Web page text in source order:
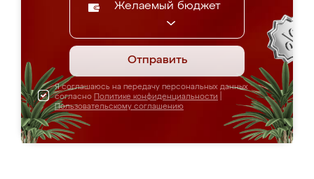
Желаемый бюджет
Отправить
Я соглашаюсь на передачу персональных данных
согласно Политике конфиденциальности
Пользовательскому соглашению